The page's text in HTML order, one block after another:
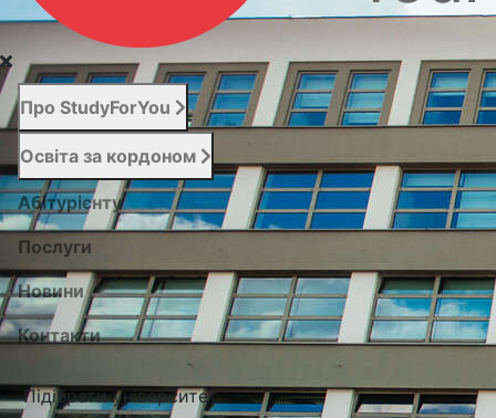
Про StudyForYou
Освіта за кордоном
Абітурієнту
Послуги
Новини
Контакти
Підібрати університет